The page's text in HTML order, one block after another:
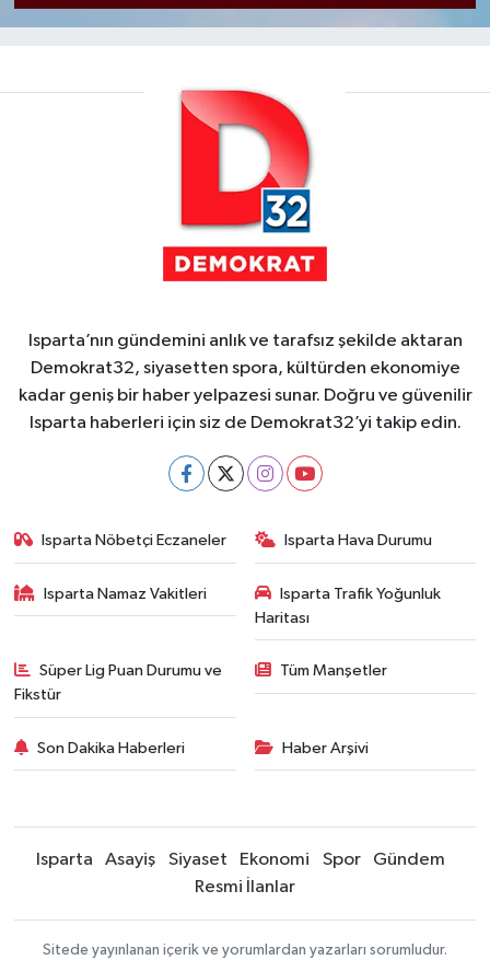
Isparta’nın gündemini anlık ve tarafsız şekilde aktaran
Demokrat32, siyasetten spora, kültürden ekonomiye
kadar geniş bir haber yelpazesi sunar. Doğru ve güvenilir
Isparta haberleri için siz de Demokrat32’yi takip edin.
Isparta Nöbetçi Eczaneler Isparta Hava Durumu
Isparta Namaz Vakitleri
Isparta Trafik Yoğunluk
Haritası
Süper Lig Puan Durumu ve
Fikstür
Tüm Manşetler
Son Dakika Haberleri Haber Arşivi
Isparta Asayiş Siyaset Ekonomi Spor
Gündem
Resmi İlanlar
Sitede yayınlanan içerik ve yorumlardan yazarları sorumludur.